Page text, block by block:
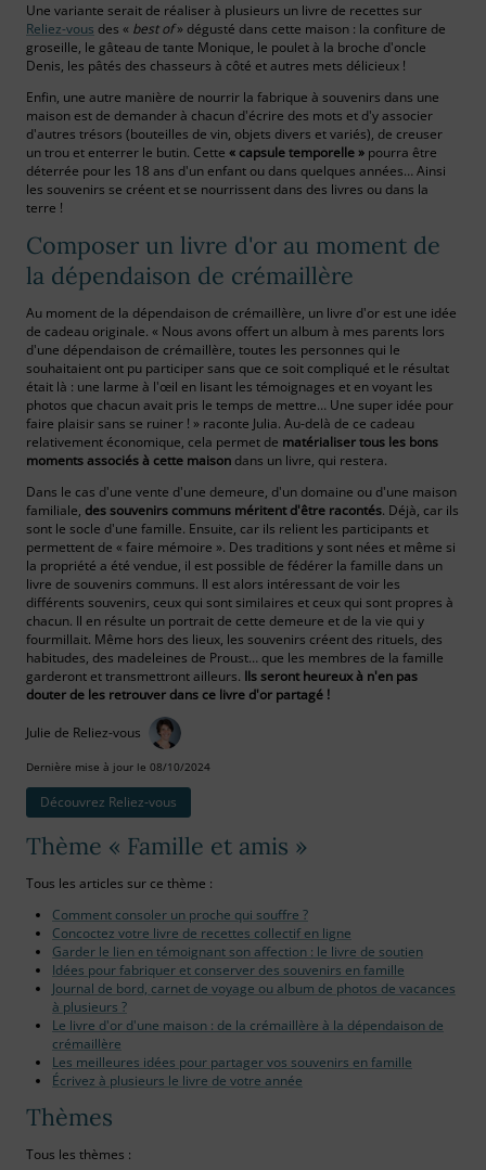
Une variante serait de réaliser à plusieurs un livre de recettes sur
Reliez-vous des « best of» dégusté dans cette maison : la confiture de
groseille, le gâteau de tante Monique, le poulet à la broche d'oncle
Denis, les pâtés des chasseurs à côté et autres mets délicieux !
Enfin, une autre manière de nourrir la fabrique à souvenirs dans une
maison est de demander à chacun d'écrire des mots et d'y associer
d'autres trésors (bouteilles de vin, objets divers et variés), de creuser
un trou et enterrer le butin. Cette « capsule temporelle » pourra être
déterrée pour les 18 ans d'un enfant ou dans quelques années… Ainsi
les souvenirs se créent et se nourrissent dans des livres ou dans la
terre !
Composer un livre d'or au moment de
la dépendaison de crémaillère
Au moment de la dépendaison de crémaillère, un livre d'or est une idée
de cadeau originale. « Nous avons offert un album à mes parents lors
d'une dépendaison de crémaillère, toutes les personnes qui le
souhaitaient ont pu participer sans que ce soit compliqué et le résultat
était là : une larme à l'œil en lisant les témoignages et en voyant les
photos que chacun avait pris le temps de mettre… Une super idée pour
faire plaisir sans se ruiner ! » raconte Julia. Au-delà de ce cadeau
relativement économique, cela permet de matérialiser tous les bons
moments associés à cette maison dans un livre, qui restera.
Dans le cas d'une vente d'une demeure, d'un domaine ou d'une maison
familiale, des souvenirs communs méritent d'être racontés. Déjà, car ils
sont le socle d'une famille. Ensuite, car ils relient les participants et
permettent de « faire mémoire ». Des traditions y sont nées et même si
la propriété a été vendue, il est possible de fédérer la famille dans un
livre de souvenirs communs. Il est alors intéressant de voir les
différents souvenirs, ceux qui sont similaires et ceux qui sont propres à
chacun. Il en résulte un portrait de cette demeure et de la vie qui y
fourmillait. Même hors des lieux, les souvenirs créent des rituels, des
habitudes, des madeleines de Proust… que les membres de la famille
garderont et transmettront ailleurs. Ils seront heureux à n'en pas
douter de les retrouver dans ce livre d'or partagé !
Julie de Reliez-vous
Dernière mise à jour le 08/10/2024
Découvrez Reliez‑vous
Thème « Famille et amis »
Tous les articles sur ce thème :
Comment consoler un proche qui souffre ?
Concoctez votre livre de recettes collectif en ligne
Garder le lien en témoignant son affection : le livre de soutien
Idées pour fabriquer et conserver des souvenirs en famille
Journal de bord, carnet de voyage ou album de photos de vacances
à plusieurs ?
Le livre d'or d'une maison : de la crémaillère à la dépendaison de
crémaillère
Les meilleures idées pour partager vos souvenirs en famille
Écrivez à plusieurs le livre de votre année
Thèmes
Tous les thèmes :